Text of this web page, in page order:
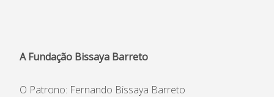
Admissão
Informações
A Fundação Bissaya Barreto
O Patrono: Fernando Bissaya Barreto